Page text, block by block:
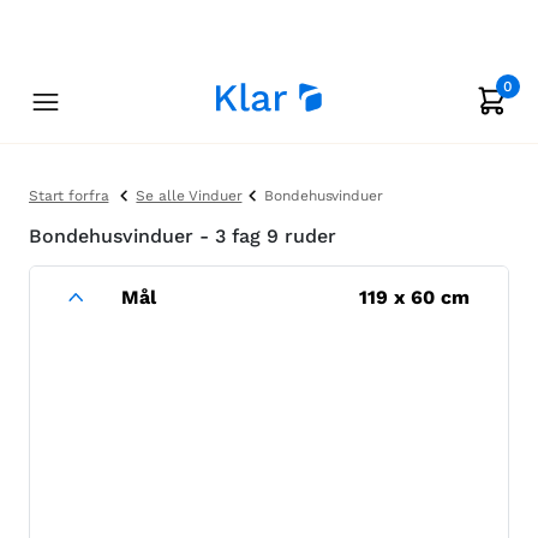
0
Start forfra Se alle Vinduer Bondehusvinduer
Bondehusvinduer - 3 fag 9 ruder
Mål 119 x 60 cm